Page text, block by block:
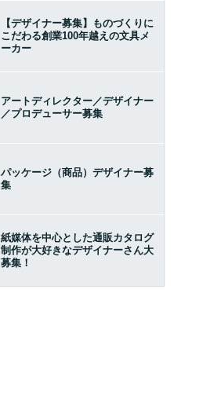
【デザイナー募集】ものづくりに
こだわる創業100年越えの文具メ
ーカー
アートディレクター／デザイナー
／プロデューサー募集
パッケージ（商品）デザイナー募
集
紙媒体を中心とした通販カタログ
制作が大好きなデザイナーさん大
募集！